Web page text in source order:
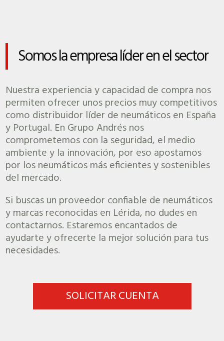
Somos la empresa líder en el sector
Nuestra experiencia y capacidad de compra nos
permiten ofrecer unos precios muy competitivos
como distribuidor líder de neumáticos en España
y Portugal. En Grupo Andrés nos
comprometemos con la seguridad, el medio
ambiente y la innovación, por eso apostamos
por los neumáticos más eficientes y sostenibles
del mercado.
Si buscas un proveedor confiable de neumáticos
y marcas reconocidas en Lérida, no dudes en
contactarnos. Estaremos encantados de
ayudarte y ofrecerte la mejor solución para tus
necesidades.
SOLICITAR CUENTA